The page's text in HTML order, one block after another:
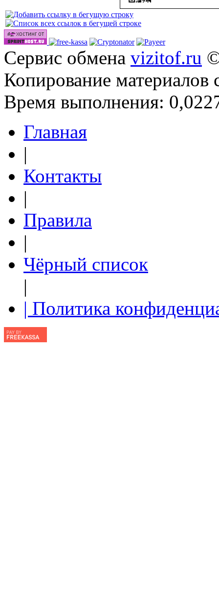
Сервис обмена vizitof.ru
Копирование материалов
Время выполнения:
Главная
|
Контакты
|
Правила
|
Чёрный список
|
| Политика